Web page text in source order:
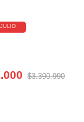
$3.390.990